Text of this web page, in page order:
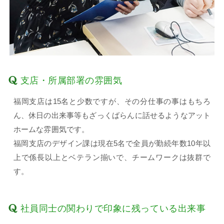
支店・所属部署の雰囲気
福岡支店は15名と少数ですが、その分仕事の事はもちろ
ん、休日の出来事等もざっくばらんに話せるようなアット
ホームな雰囲気です。
福岡支店のデザイン課は現在5名で全員が勤続年数10年以
上で係長以上とベテラン揃いで、チームワークは抜群で
す。
社員同士の関わりで印象に残っている出来事